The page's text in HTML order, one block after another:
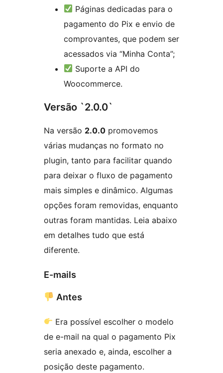
Páginas dedicadas para o
pagamento do Pix e envio de
comprovantes, que podem ser
acessados via “Minha Conta”;
Suporte a API do
Woocommerce.
Versão `2.0.0`
Na versão 2.0.0 promovemos
várias mudanças no formato no
plugin, tanto para facilitar quando
para deixar o fluxo de pagamento
mais simples e dinâmico. Algumas
opções foram removidas, enquanto
outras foram mantidas. Leia abaixo
em detalhes tudo que está
diferente.
E-mails
Antes
Era possível escolher o modelo
de e-mail na qual o pagamento Pix
seria anexado e, ainda, escolher a
posição deste pagamento.